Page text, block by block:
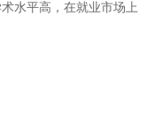
水平高，在就业市场上